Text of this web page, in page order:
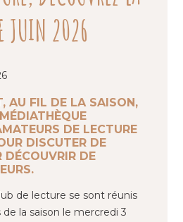
JUIN 2026
AU FIL DE LA SAISON,
DE LECTURE
DISCUTER DE
DÉCOUVRIR DE
de lecture se sont réunis
la saison le mercredi 3